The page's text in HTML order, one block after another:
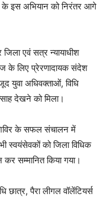
के इस अभियान को निरंतर आगे
एवं सत्र न्यायाधीश
के लिए प्रेरणादायक संदेश
युवा अधिवक्ताओं, विधि
देखने को मिला।
के सफल संचालन में
स्वयंसेवकों को जिला विधिक
सम्मानित किया गया।
छात्र, पैरा लीगल वॉलेंटियर्स